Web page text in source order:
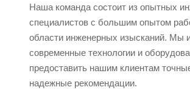
Наша команда состоит из опытных
специалистов с большим опытом
области инженерных изысканий. Мы
современные технологии и
предоставить нашим клиентам
надежные рекомендации.